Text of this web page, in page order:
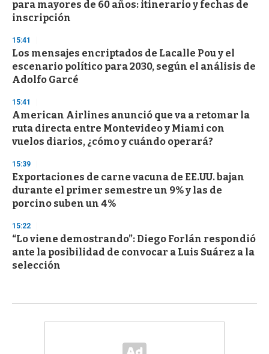
para mayores de 60 años: itinerario y fechas de
inscripción
15:41
Los mensajes encriptados de Lacalle Pou y el
escenario político para 2030, según el análisis de
Adolfo Garcé
15:41
American Airlines anunció que va a retomar la
ruta directa entre Montevideo y Miami con
vuelos diarios, ¿cómo y cuándo operará?
15:39
Exportaciones de carne vacuna de EE.UU. bajan
durante el primer semestre un 9% y las de
porcino suben un 4%
15:22
“Lo viene demostrando”: Diego Forlán respondió
ante la posibilidad de convocar a Luis Suárez a la
selección